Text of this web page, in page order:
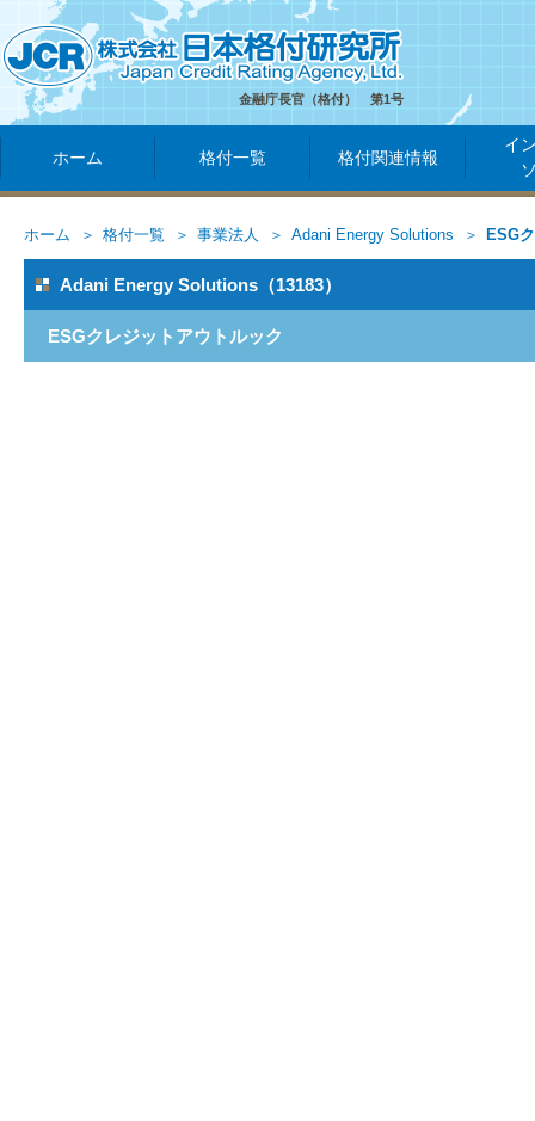
金融庁長官（格付） 第1号
ホーム 格付一覧 格付関連情報
イ
ホーム 格付一覧 事業法人 Adani Energy Solutions ESG
Adani Energy Solutions（13183）
ESGクレジットアウトルック